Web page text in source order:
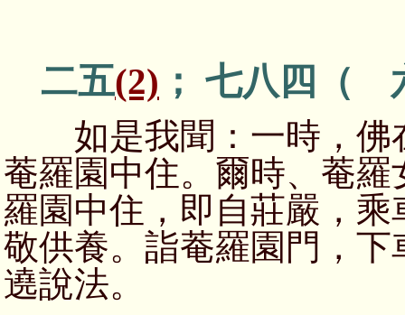
二五(2) ； 七八四（
如是我聞：一時，佛
菴羅園中住。爾時、菴
羅園中住，即自莊嚴，
敬供養。詣菴羅園門，
遶說法。